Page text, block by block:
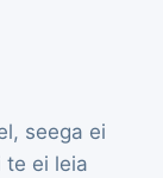
seega ei
te ei leia